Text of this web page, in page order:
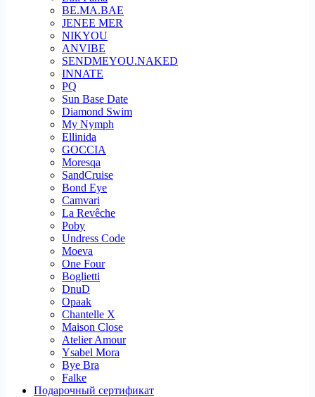
BE.MA.BAE
JENEE MER
NIKYOU
ANVIBE
SENDMEYOU.NAKED
INNATE
PQ
Sun Base Date
Diamond Swim
My Nymph
Ellinida
GOCCIA
Moresqa
SandCruise
Bond Eye
Camvari
La Revêche
Poby
Undress Code
Moeva
One Four
Boglietti
DnuD
Opaak
Chantelle X
Maison Close
Atelier Amour
Ysabel Mora
Bye Bra
Falke
Подарочный сертификат